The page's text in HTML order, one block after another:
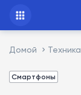
Домой Техника
Смартфоны